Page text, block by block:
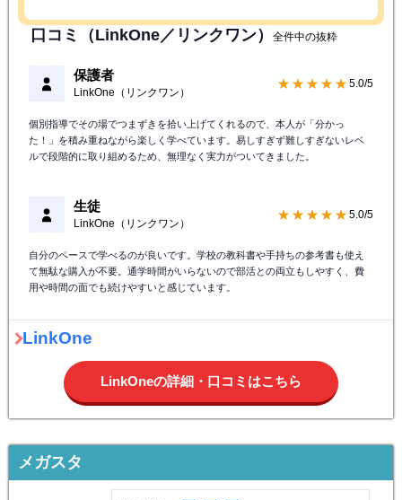
口コミ（LinkOne／リンクワン） 全件中の抜粋
保護者
LinkOne（リンクワン）
★★★★★ 5.0/5
個別指導でその場でつまずきを拾い上げてくれるので、本人が「分かっ
た！」を積み重ねながら楽しく学べています。易しすぎず難しすぎないレベ
ルで段階的に取り組めるため、無理なく実力がついてきました。
生徒
LinkOne（リンクワン）
★★★★★ 5.0/5
自分のペースで学べるのが良いです。学校の教科書や手持ちの参考書も使え
て無駄な購入が不要。通学時間がいらないので部活との両立もしやすく、費
用や時間の面でも続けやすいと感じています。
LinkOne
LinkOneの詳細・口コミはこちら
メガスタ